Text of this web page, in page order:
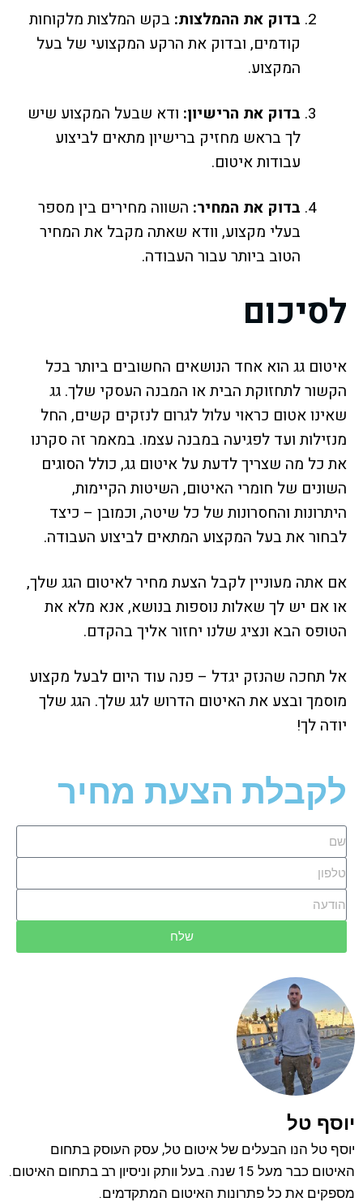
בדוק את ההמלצות: בקש המלצות מלקוחות
קודמים, ובדוק את הרקע המקצועי של בעל
המקצוע.
בדוק את הרישיון: ודא שבעל המקצוע שיש
לך בראש מחזיק ברישיון מתאים לביצוע
עבודות איטום.
בדוק את המחיר: השווה מחירים בין מספר
בעלי מקצוע, וודא שאתה מקבל את המחיר
הטוב ביותר עבור העבודה.
לסיכום
איטום גג הוא אחד הנושאים החשובים ביותר בכל
הקשור לתחזוקת הבית או המבנה העסקי שלך. גג
שאינו אטום כראוי עלול לגרום לנזקים קשים, החל
מנזילות ועד לפגיעה במבנה עצמו. במאמר זה סקרנו
את כל מה שצריך לדעת על איטום גג, כולל הסוגים
השונים של חומרי האיטום, השיטות הקיימות,
היתרונות והחסרונות של כל שיטה, וכמובן – כיצד
לבחור את בעל המקצוע המתאים לביצוע העבודה.
אם אתה מעוניין לקבל הצעת מחיר לאיטום הגג שלך,
או אם יש לך שאלות נוספות בנושא, אנא מלא את
הטופס הבא ונציג שלנו יחזור אליך בהקדם.
אל תחכה שהנזק יגדל – פנה עוד היום לבעל מקצוע
מוסמך ובצע את האיטום הדרוש לגג שלך. הגג שלך
יודה לך!
לקבלת הצעת מחיר
שלח
יוסף טל
יוסף טל הנו הבעלים של איטום טל, עסק העוסק בתחום
האיטום כבר מעל 15 שנה. בעל וותק וניסיון רב בתחום האיטום.
מספקים את כל פתרונות האיטום המתקדמים.